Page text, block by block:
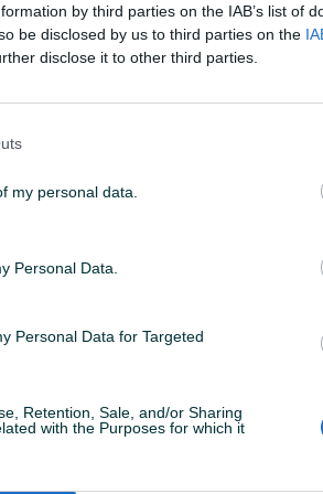
by third parties on the IAB’s list of
be disclosed by us to third parties on the
disclose it to other third parties.
my personal data.
Personal Data.
Personal Data for Targeted
Retention, Sale, and/or Sharing
with the Purposes for which it
1